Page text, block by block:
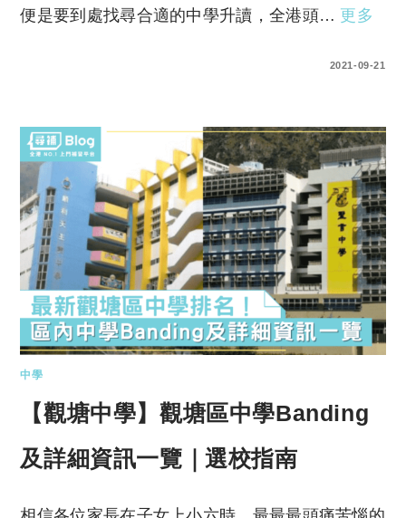
便是要到處找尋合適的中學升讀，全港頭… 更多
2021-09-21
中學
【觀塘中學】觀塘區中學Banding
及詳細資訊一覽｜選校指南